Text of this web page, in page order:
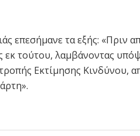
επεσήμανε τα εξής: «Πριν
εκ τούτου, λαμβάνοντας
Εκτίμησης Κινδύνου,